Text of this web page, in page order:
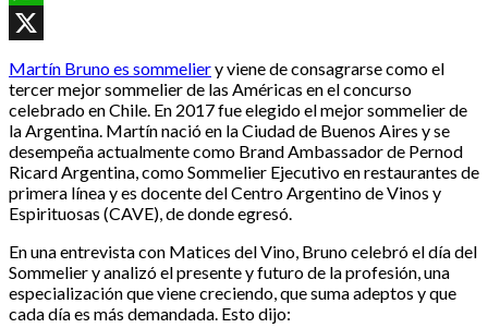
WhatsApp
Martín Bruno es sommeliery viene de consagrarse como el
tercer mejor sommelier de las Américas en el concurso
celebrado en Chile. En 2017 fue elegido el mejor sommelier de
la Argentina. Martín nació en la Ciudad de Buenos Aires y se
desempeña actualmente como Brand Ambassador de Pernod
Ricard Argentina, como Sommelier Ejecutivo en restaurantes de
primera línea y es docente del Centro Argentino de Vinos y
Espirituosas (CAVE), de donde egresó.
En una entrevista con Matices del Vino, Bruno celebró el día del
Sommelier y analizó el presente y futuro de la profesión, una
especialización que viene creciendo, que suma adeptos y que
cada día es más demandada. Esto dijo: